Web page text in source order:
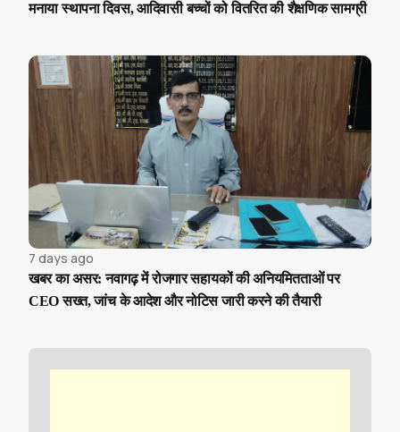
मनाया स्थापना दिवस, आदिवासी बच्चों को वितरित की शैक्षणिक सामग्री
7 days ago
खबर का असर: नवागढ़ में रोजगार सहायकों की अनियमितताओं पर
CEO सख्त, जांच के आदेश और नोटिस जारी करने की तैयारी